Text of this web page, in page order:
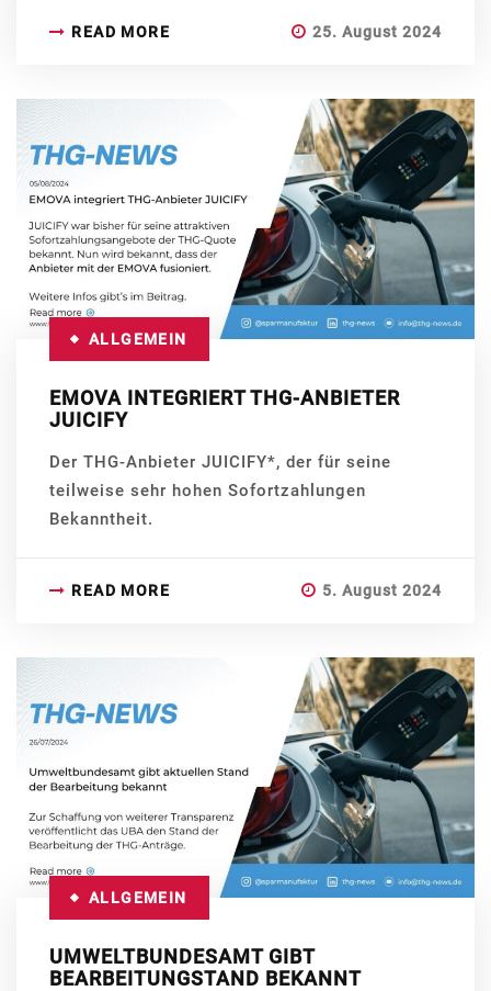
READ MORE 25. August 2024
ALLGEMEIN
EMOVA INTEGRIERT THG-ANBIETER
JUICIFY
Der THG-Anbieter JUICIFY*, der für seine
teilweise sehr hohen Sofortzahlungen
Bekanntheit.
READ MORE 5. August 2024
ALLGEMEIN
UMWELTBUNDESAMT GIBT
BEARBEITUNGSTAND BEKANNT